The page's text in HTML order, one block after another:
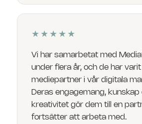
★★★★★
Vi har samarbetat med
under flera år, och de har
mediepartner i vår digitala
Deras engagemang, kunskap
kreativitet gör dem till en
fortsätter att arbeta med.